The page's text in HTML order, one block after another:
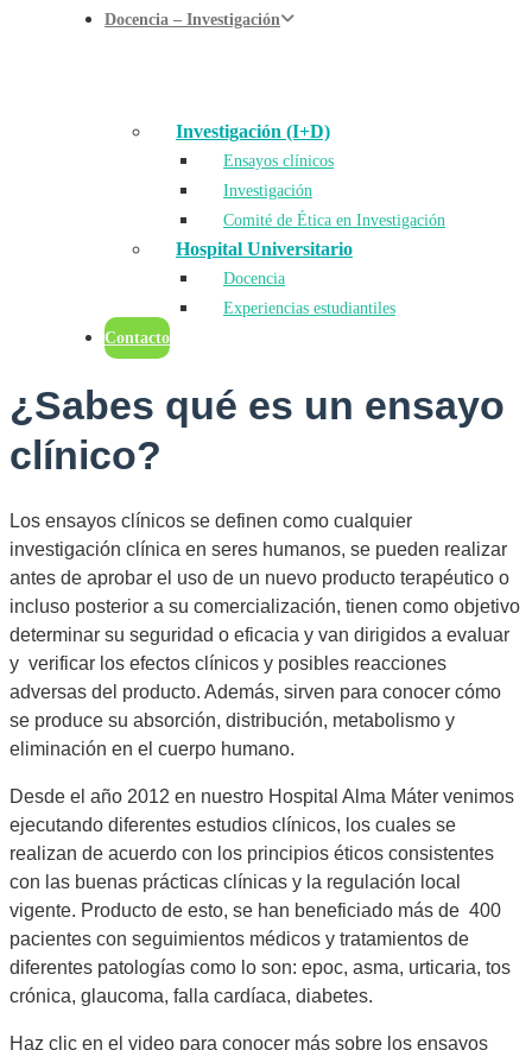
Docencia – Investigación
Investigación (I+D)
Ensayos clínicos
Investigación
Comité de Ética en Investigación
Hospital Universitario
Docencia
Experiencias estudiantiles
Contacto
¿Sabes qué es un ensayo
clínico?
Los ensayos clínicos se definen como cualquier
investigación clínica en seres humanos, se pueden realizar
antes de aprobar el uso de un nuevo producto terapéutico o
incluso posterior a su comercialización, tienen como objetivo
determinar su seguridad o eficacia y van dirigidos a evaluar
y verificar los efectos clínicos y posibles reacciones
adversas del producto. Además, sirven para conocer cómo
se produce su absorción, distribución, metabolismo y
eliminación en el cuerpo humano.
Desde el año 2012 en nuestro Hospital Alma Máter venimos
ejecutando diferentes estudios clínicos, los cuales se
realizan de acuerdo con los principios éticos consistentes
con las buenas prácticas clínicas y la regulación local
vigente. Producto de esto, se han beneficiado más de 400
pacientes con seguimientos médicos y tratamientos de
diferentes patologías como lo son: epoc, asma, urticaria, tos
crónica, glaucoma, falla cardíaca, diabetes.
Haz clic en el video para conocer más sobre los ensayos